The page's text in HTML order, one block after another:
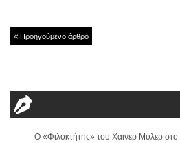
Προηγούμενο άρθρο
Ο «Φιλοκτήτης» του Χάινερ Μύλερ